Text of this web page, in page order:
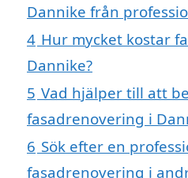
Dannike från
4 Hur mycket kostar
Dannike?
5 Vad hjälper till att
fasadrenovering i
6 Sök efter en
fasadrenovering i